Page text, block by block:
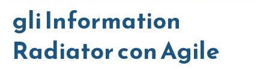
gli Information
Radiator con Agile